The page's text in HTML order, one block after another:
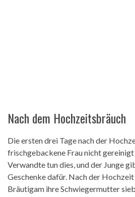
Nach dem Hochzeitsbräuch
Die ersten drei Tage nach der
frischgebackene Frau nicht
Verwandte tun dies, und der Junge
Geschenke dafür. Nach der
Bräutigam ihre Schwiegermutter